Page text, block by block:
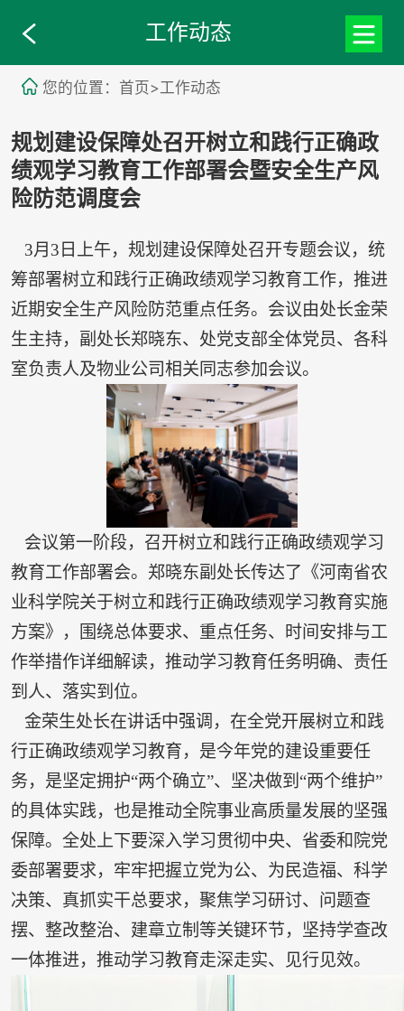
工作动态
您的位置：首页>工作动态
规划建设保障处召开树立和践行正确政
绩观学习教育工作部署会暨安全生产风
险防范调度会
3月3日上午，规划建设保障处召开专题会议，统
筹部署树立和践行正确政绩观学习教育工作，推进
近期安全生产风险防范重点任务。会议由处长金荣
生主持，副处长郑晓东、处党支部全体党员、各科
室负责人及物业公司相关同志参加会议。
会议第一阶段，召开树立和践行正确政绩观学习
教育工作部署会。郑晓东副处长传达了《河南省农
业科学院关于树立和践行正确政绩观学习教育实施
方案》，围绕总体要求、重点任务、时间安排与工
作举措作详细解读，推动学习教育任务明确、责任
到人、落实到位。
金荣生处长在讲话中强调，在全党开展树立和践
行正确政绩观学习教育，是今年党的建设重要任
务，是坚定拥护“两个确立”、坚决做到“两个维护”
的具体实践，也是推动全院事业高质量发展的坚强
保障。全处上下要深入学习贯彻中央、省委和院党
委部署要求，牢牢把握立党为公、为民造福、科学
决策、真抓实干总要求，聚焦学习研讨、问题查
摆、整改整治、建章立制等关键环节，坚持学查改
一体推进，推动学习教育走深走实、见行见效。